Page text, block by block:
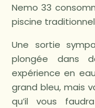
Nemo 33
piscine
Une sortie
plongée dans
expérience en
grand bleu, mais
qu’il vous